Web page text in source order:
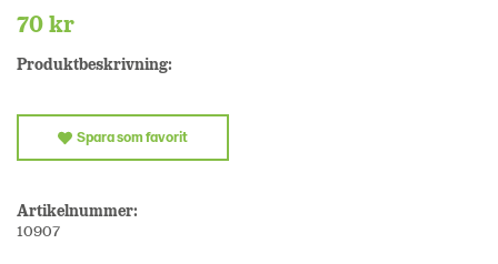
70 kr
Produktbeskrivning:
Spara som favorit
Artikelnummer:
10907